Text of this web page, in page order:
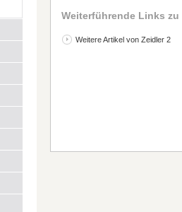
Weiterführende Links zu
Weitere Artikel von Zeidler 2